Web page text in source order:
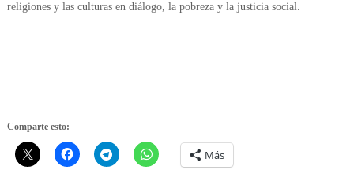
religiones y las culturas en diálogo, la pobreza y la justicia social.
Comparte esto:
Más